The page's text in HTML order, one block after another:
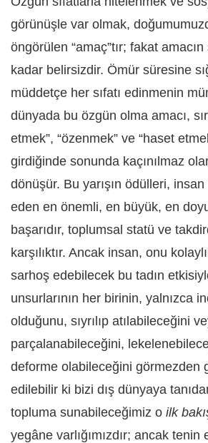
görünüşle var olmak,
öngörülen “amaç”tır; fakat amacın
kadar belirsizdir. Ömür süresine
müddetçe her sıfatı edinmenin
dünyada bu özgün olma amacı,
etmek”, “özenmek” ve “haset
girdiğinde sonunda kaçınılmaz
dönüşür. Bu yarışın ödülleri,
eden en önemli, en büyük, en
başarıdır, toplumsal statü ve
karşılıktır. Ancak insan, onu
sarhoş edebilecek bu tadın
unsurlarının her birinin, yalnızca
olduğunu, sıyrılıp atılabileceğini
parçalanabileceğini,
deforme olabileceğini görmezden
edilebilir ki bizi dış dünyaya
topluma sunabileceğimiz o ilk
yegâne varlığımızdır; ancak tenin